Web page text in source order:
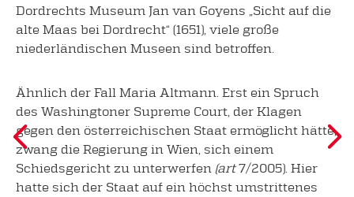
Dordrechts Museum Jan van Goyens „Sicht auf die
alte Maas bei Dordrecht“ (1651), viele große
niederländischen Museen sind betroffen.
Ähnlich der Fall Maria Altmann. Erst ein Spruch
des Washingtoner Supreme Court, der Klagen
gegen den österreichischen Staat ermöglicht hätte,
zwang die Regierung in Wien, sich einem
Schiedsgericht zu unterwerfen (art7/2005). Hier
hatte sich der Staat auf ein höchst umstrittenes